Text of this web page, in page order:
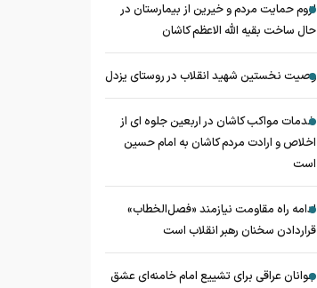
لزوم حمایت مردم و خیرین از بیمارستان در
حال ساخت بقیه الله الاعظم کاشان
وصیت نخستین شهید انقلاب در روستای یزدل
خدمات مواکب کاشان در اربعین جلوه ای از
اخلاص و ارادت مردم کاشان به امام حسین
است
ادامه راه مقاومت نیازمند «فصل‌الخطاب»
قراردادن سخنان رهبر انقلاب است
جوانان عراقی برای تشییع امام خامنه‌ای عشق